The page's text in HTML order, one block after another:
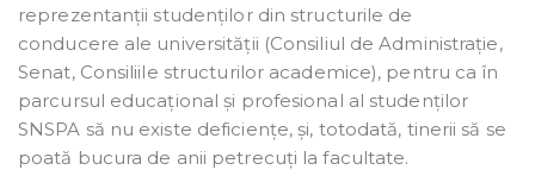
reprezentanții studenților din structurile de
conducere ale universității (Consiliul de Administrație,
Senat, Consiliile structurilor academice), pentru ca în
parcursul educațional și profesional al studenților
SNSPA să nu existe deficiențe, și, totodată, tinerii să se
poată bucura de anii petrecuți la facultate.